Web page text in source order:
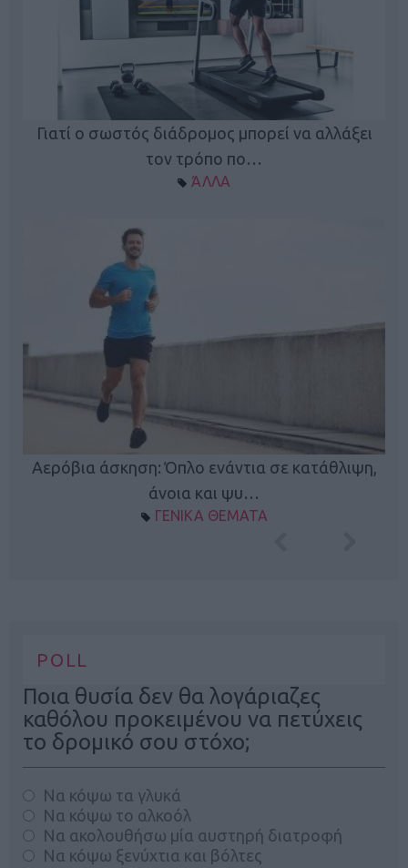
Γιατί ο σωστός διάδρομος μπορεί να αλλάξει
τον τρόπο πο…
ΆΛΛΑ
Αερόβια άσκηση: Όπλο ενάντια σε κατάθλιψη,
άνοια και ψυ…
ΓΕΝΙΚΑ ΘΕΜΑΤΑ
POLL
Ποια θυσία δεν θα λογάριαζες
καθόλου προκειμένου να πετύχεις
το δρομικό σου στόχο;
Να κόψω τα γλυκά
Να κόψω το αλκοόλ
Να ακολουθήσω μία αυστηρή διατροφή
Να κόψω ξενύχτια και βόλτες